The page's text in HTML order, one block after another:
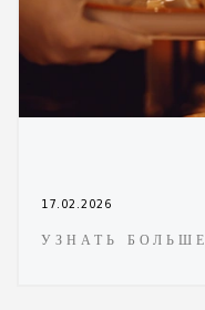
17.02.2026
УЗНАТЬ БОЛЬШЕ